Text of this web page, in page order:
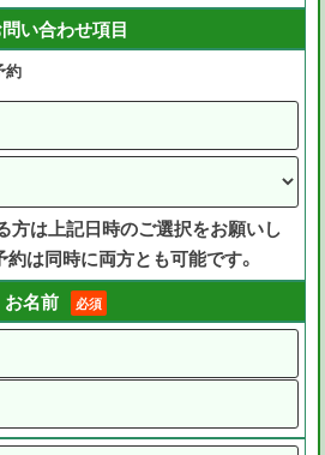
い合わせ項目
約
は上記日時のご選択をお願いし
は同時に両方とも可能です。
お名前
必須